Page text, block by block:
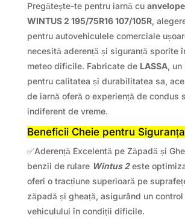
Pregătește-te pentru iarnă cu
WINTUS 2 195/75R16 107/105R,
pentru autovehiculele comerciale
necesită aderență și siguranță sporite
meteo dificile. Fabricate de LASSA, un
pentru calitatea și durabilitatea sa,
de iarnă oferă o experiență de condus
indiferent de vreme.
Beneficii Cheie pentru
✅Aderență Excelentă pe Zăpadă și
benzii de rulare Wintus 2este
oferi o tracțiune superioară pe
zăpadă și gheață, asigurând un
vehiculului în condiții dificile.